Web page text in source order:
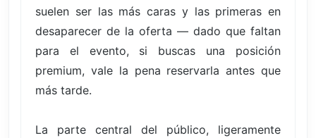
suelen ser las más caras y las primeras en
desaparecer de la oferta — dado que faltan
para el evento, si buscas una posición
premium, vale la pena reservarla antes que
más tarde.
La parte central del público, ligeramente